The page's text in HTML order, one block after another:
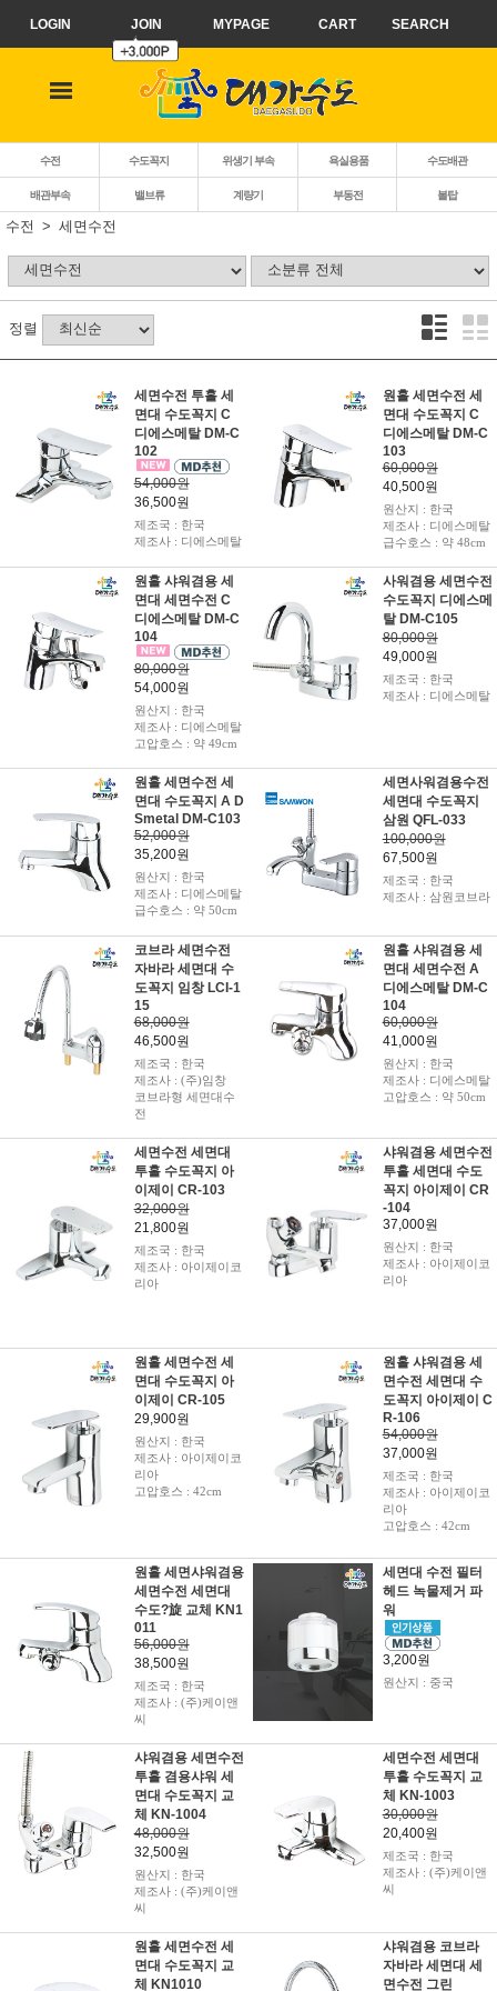
LOGIN JOIN MYPAGE CART SEARCH
수전 수도꼭지 위생기 부속 욕실용품 수도배관
배관부속 밸브류 계량기 부동전
볼탑
수전
세면수전
정렬
세면수전 투홀 세
면대 수도꼭지 C
디에스메탈 DM-C
102
54,000원
36,500원
제조국 : 한국
제조사 : 디에스메탈
원홀 세면수전 세
면대 수도꼭지 C
디에스메탈 DM-C
103
60,000원
40,500원
원산지 : 한국
제조사 : 디에스메탈
급수호스 : 약 48cm
원홀 샤워겸용 세
면대 세면수전 C
디에스메탈 DM-C
104
80,000원
54,000원
원산지 : 한국
제조사 : 디에스메탈
고압호스 : 약 49cm
사워겸용 세면수전
수도꼭지 디에스메
탈 DM-C105
80,000원
49,000원
제조국 : 한국
제조사 : 디에스메탈
원홀 세면수전 세
면대 수도꼭지 A D
Smetal DM-C103
52,000원
35,200원
원산지 : 한국
제조사 : 디에스메탈
급수호스 : 약 50cm
세면사워겸용수전
세면대 수도꼭지
삼원 QFL-033
100,000원
67,500원
제조국 : 한국
제조사 : 삼원코브라
코브라 세면수전
자바라 세면대 수
도꼭지 임창 LCI-1
15
68,000원
46,500원
제조국 : 한국
제조사 : (주)임창
코브라형 세면대수
전
원홀 샤워겸용 세
면대 세면수전 A
디에스메탈 DM-C
104
60,000원
41,000원
원산지 : 한국
제조사 : 디에스메탈
고압호스 : 약 50cm
세면수전 세면대
투홀 수도꼭지 아
이제이 CR-103
32,000원
21,800원
제조국 : 한국
제조사 : 아이제이코
리아
샤워겸용 세면수전
투홀 세면대 수도
꼭지 아이제이 CR
-104
37,000원
원산지 : 한국
제조사 : 아이제이코
리아
원홀 세면수전 세
면대 수도꼭지 아
이제이 CR-105
29,900원
원산지 : 한국
제조사 : 아이제이코
리아
고압호스 : 42cm
원홀 샤워겸용 세
면수전 세면대 수
도꼭지 아이제이 C
R-106
54,000원
37,000원
제조국 : 한국
제조사 : 아이제이코
리아
고압호스 : 42cm
원홀 세면샤워겸용
세면수전 세면대
수도?旋 교체 KN1
011
56,000원
38,500원
제조국 : 한국
제조사 : (주)케이앤
씨
세면대 수전 필터
헤드 녹물제거 파
워
3,200원
원산지 : 중국
샤워겸용 세면수전
투홀 겸용샤워 세
면대 수도꼭지 교
체 KN-1004
48,000원
32,500원
원산지 : 한국
제조사 : (주)케이앤
씨
세면수전 세면대
투홀 수도꼭지 교
체 KN-1003
30,000원
20,400원
제조국 : 한국
제조사 : (주)케이앤
씨
원홀 세면수전 세
면대 수도꼭지 교
체 KN1010
샤워겸용 코브라
자바라 세면대 세
면수전 그린